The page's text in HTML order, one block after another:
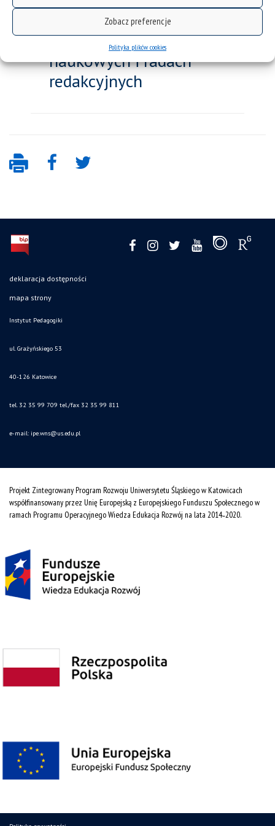
Zobacz preferencje
Polityka plików cookies
Członkostwo w radach
naukowych i radach
redakcyjnych
deklaracja dostępności
mapa strony
Instytut Pedagogiki
ul. Grażyńskiego 53
40-126 Katowice
tel. 32 35 99 709 tel./fax 32 35 99 811
e-mail: ipe.wns@us.edu.pl
Projekt Zintegrowany Program Rozwoju Uniwersytetu Śląskiego w Katowicach
współfinansowany przez Unię Europejską z Europejskiego Funduszu Społecznego w
ramach Programu Operacyjnego Wiedza Edukacja Rozwój na lata 2014˗2020.